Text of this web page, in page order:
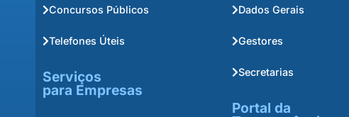
Concursos Públicos
Telefones Úteis
Serviços
para Empresas
Dados Gerais
Gestores
Secretarias
Portal da